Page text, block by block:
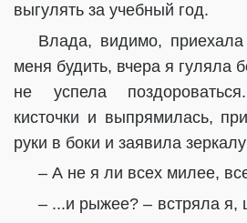
выгулять за учебный год.
Влада, видимо,
меня будить, вчера я гуляла
не успела
кисточки и выпрямилась,
руки в боки и заявила
– А не я ли всех милее,
– ...и рыжее? – встряла я,